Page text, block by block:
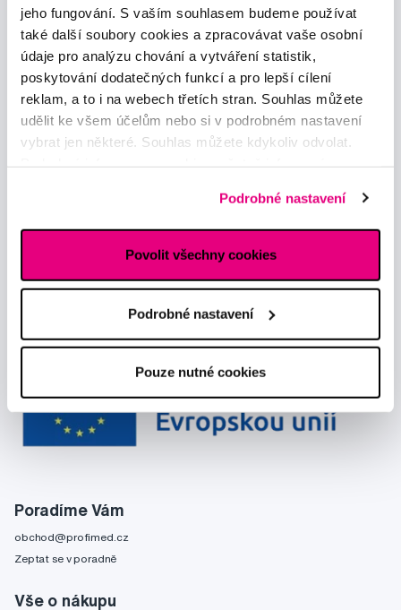
jeho fungování. S vaším souhlasem budeme používat
také další soubory cookies a zpracovávat vaše osobní
údaje pro analýzu chování a vytváření statistik,
poskytování dodatečných funkcí a pro lepší cílení
reklam, a to i na webech třetích stran. Souhlas můžete
udělit ke všem účelům nebo si v podrobném nastavení
vybrat jen některé. Souhlas můžete kdykoliv odvolat.
Podrobné nastavení
Povolit všechny cookies
Podrobné nastavení
Pouze nutné cookies
Poradíme Vám
obchod@profimed.cz
Zeptat se v poradně
Vše o nákupu
Novinky a nabídky
Odebírat
Chci dostávat informace o novinkách a akčních nabídkách
a souhlasím se zpracováním osobních údajůpro tyto účely.